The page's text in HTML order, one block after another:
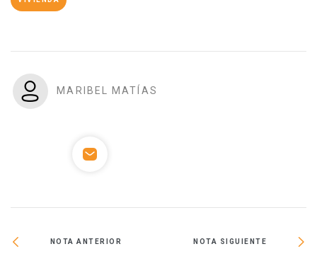
MARIBEL MATÍAS
NOTA ANTERIOR NOTA SIGUIENTE